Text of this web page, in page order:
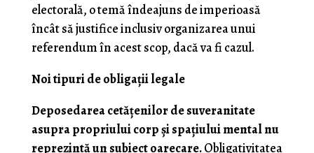
electorală, o temă îndeajuns de imperioasă
încât să justifice inclusiv organizarea unui
referendum în acest scop, dacă va fi cazul.
Noi tipuri de obligaţii legale
Deposedarea cetăţenilor de suveranitate
asupra propriului corp şi spaţiului mental nu
reprezintă un subiect oarecare.Obligativitatea